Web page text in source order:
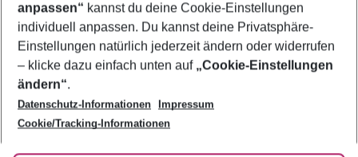
Footer
Footer navigation
Über uns
AGB
Bestpreisgarantie
Cookie-Einstellungen ändern
Cookie-Richtlinie
Agenturbetreuung
Barrierefreies Reisen
Folge uns
anpassen“ kannst du deine Cookie-Einstellungen
individuell anpassen. Du kannst deine Privatsphäre-
Einstellungen natürlich jederzeit ändern oder widerrufen
– klicke dazu einfach unten auf „Cookie-Einstellungen
ändern“.
Datenschutz-Informationen
Impressum
Cookie/Tracking-Informationen